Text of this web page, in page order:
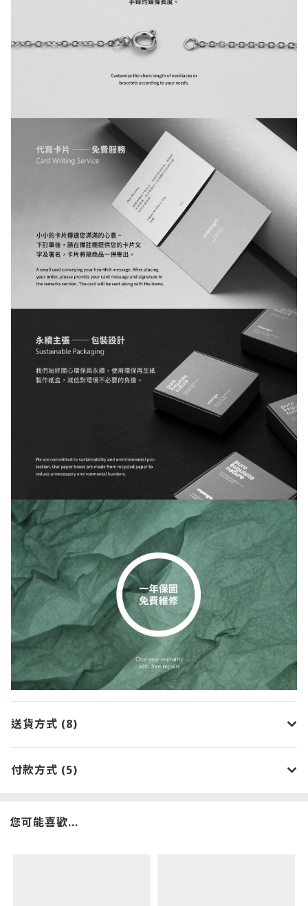
送貨方式 (8)
付款方式 (5)
您可能喜歡...